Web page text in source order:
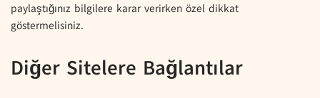
paylaştığınız bilgilere karar verirken özel dikkat
göstermelisiniz.
Diğer Sitelere Bağlantılar